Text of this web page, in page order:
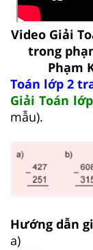
Video Giải
trong
Phạm
Toán lớp 2
Giải Toán
mẫu).
Hướng dẫn
a)